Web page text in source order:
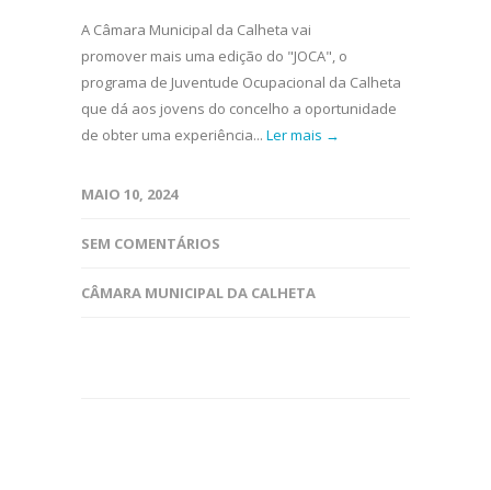
A Câmara Municipal da Calheta vai
promover mais uma edição do "JOCA", o
programa de Juventude Ocupacional da Calheta
que dá aos jovens do concelho a oportunidade
de obter uma experiência... Ler mais →
MAIO 10, 2024
SEM COMENTÁRIOS
CÂMARA MUNICIPAL DA CALHETA